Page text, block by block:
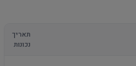
תאריך
נכונות